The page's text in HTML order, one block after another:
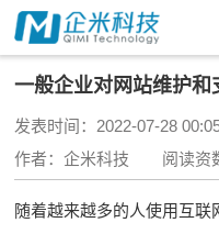
一般企业对网站维护和
发表时间：2022-07-28
作者：企米科技 阅读资
随着越来越多的人使用互